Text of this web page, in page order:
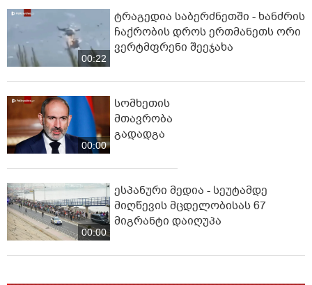
00:22
ტრაგედია საბერძნეთში - ხანძრის
ჩაქრობის დროს ერთმანეთს ორი
ვერტმფრენი შეეჯახა
00:00
სომხეთის
მთავრობა
გადადგა
00:00
ესპანური მედია - სეუტამდე
მიღწევის მცდელობისას 67
მიგრანტი დაიღუპა